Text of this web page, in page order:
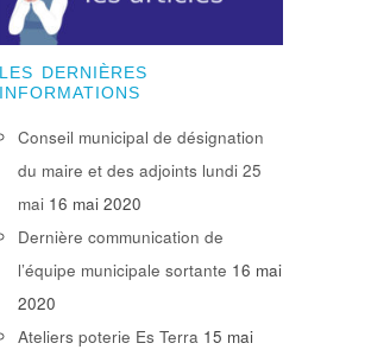
LES DERNIÈRES
INFORMATIONS
Conseil municipal de désignation
du maire et des adjoints lundi 25
mai 16 mai 2020
Dernière communication de
l’équipe municipale sortante 16 mai
2020
Ateliers poterie Es Terra 15 mai